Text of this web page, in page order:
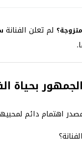
لم تعلن الفنانة
بحياة
اهتمام دائم